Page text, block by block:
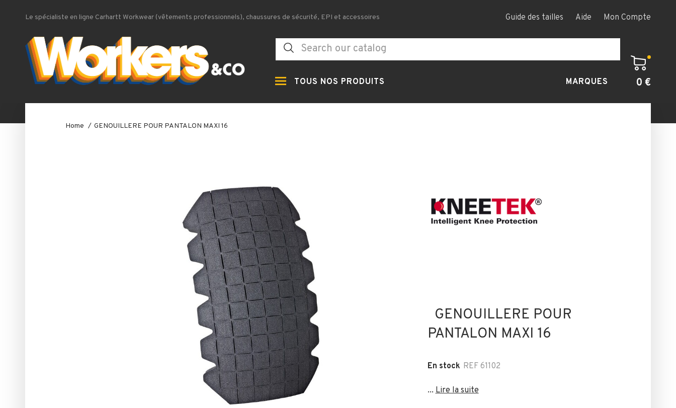
Le spécialiste en ligne Carhartt Workwear (vêtements professionnels), chaussures de sécurité, EPI et accessoires
TOUS NOS PRODUITS MARQUES
Guide des tailles Aide Mon Compte
0 €
Home GENOUILLERE POUR PANTALON MAXI 16
GENOUILLERE POUR
PANTALON MAXI 16
En stock REF 61102
...Lire la suite